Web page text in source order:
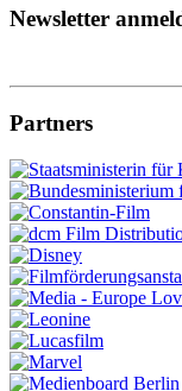
Newsletter
Partners